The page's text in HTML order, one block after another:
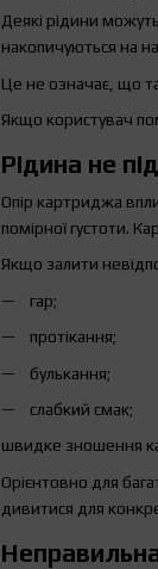
Деякі рідини
накопичуються на
Це не означає, що
Якщо користувач
Рідина не
Опір картриджа
помірної густоти.
Якщо залити
гар;
протікання;
булькання;
слабкий смак;
швидке зношення
Орієнтовно для
дивитися для